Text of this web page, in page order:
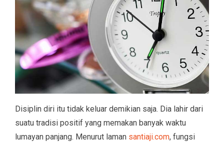
Disiplin diri itu tidak keluar demikian saja. Dia lahir dari
suatu tradisi positif yang memakan banyak waktu
lumayan panjang. Menurut laman santiaji.com, fungsi